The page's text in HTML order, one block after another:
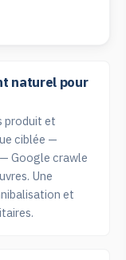
naturel pour
produit et
ciblée —
Google crawle
Une
et